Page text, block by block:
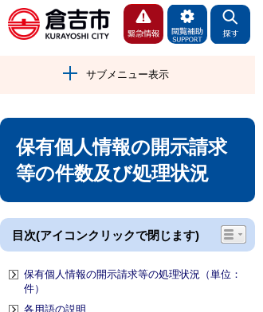
サブメニュー表示
保有個人情報の開示請求
等の件数及び処理状況
目次(アイコンクリックで閉じます)
保有個人情報の開示請求等の処理状況（単位：
件）
各用語の説明